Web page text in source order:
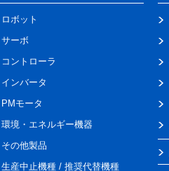
ロボット
サーボ
コントローラ
インバータ
PMモータ
環境・エネルギー機器
その他製品
生産中止機種 / 推奨代替機種